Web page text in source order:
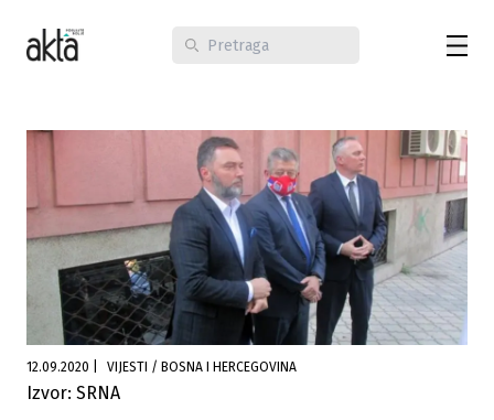
12.09.2020 VIJESTI / BOSNA I HERCEGOVINA
Izvor: SRNA